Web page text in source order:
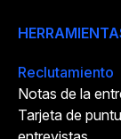
Reclutamiento
Notas de la
Tarjeta de